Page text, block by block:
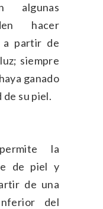
algunas
hacer
a partir de
siempre
ganado
de su piel.
la
de piel y
de una
del